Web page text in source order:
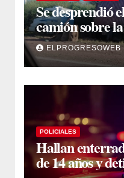
Se desprendió
camión sobre
camioneros se
retirarlo
ELPROGRESOWEB
POLICIALES
Hallan
de 14 años y